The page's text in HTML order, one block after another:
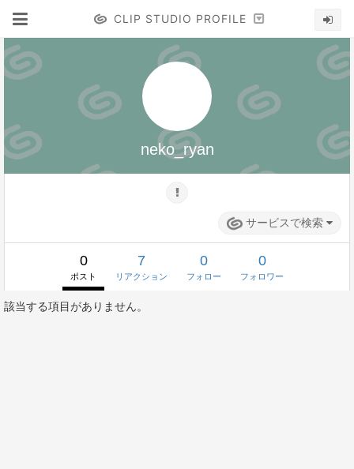
CLIP STUDIO PROFILE
neko_ryan
サービスで検索
0
ポスト
7
リアクション
0
フォロー
0
フォロワー
該当する項目がありません。